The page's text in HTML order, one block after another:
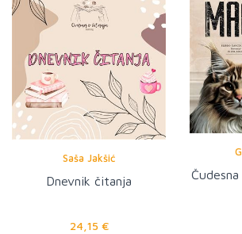
Saša Jakšić
Dnevnik čitanja
24,15 €